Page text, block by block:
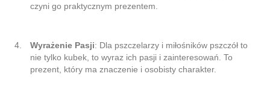
czyni go praktycznym prezentem.
Wyrażenie Pasji: Dla pszczelarzy i miłośników pszczół to
nie tylko kubek, to wyraz ich pasji i zainteresowań. To
prezent, który ma znaczenie i osobisty charakter.